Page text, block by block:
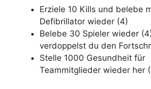
Erziele 10 Kills und belebe
Defibrillator wieder (4)
Belebe 30 Spieler wieder
verdoppelst du den
Stelle 1000 Gesundheit für
Teammitglieder wieder her